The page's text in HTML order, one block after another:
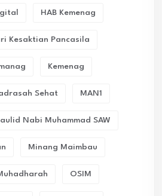
HAB Kemenag
Kesaktian Pancasila
Kemenag
Sehat MAN1
Nabi Muhammad SAW
Minang Maimbau
OSIM